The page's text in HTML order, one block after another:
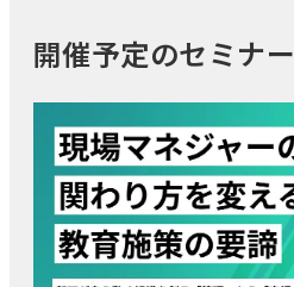
開催予定のセミナー